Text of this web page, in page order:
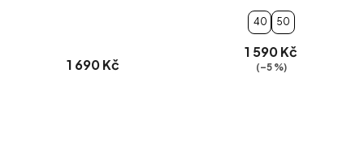
1 690 Kč
40 50
1 590 Kč
(–5 %)